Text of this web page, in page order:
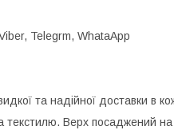
Telegrm, WhataApp
та надійної доставки в
текстилю. Верх посаджений на